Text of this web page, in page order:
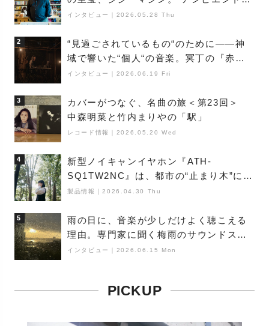
巨匠”が明かす創作の原点と、「動き」に
インタビュー 2026.05.28 Thu
2
“見過ごされているもの“のために――神
域で響いた“個人“の音楽。冥丁の『赤城
夜神楽』をレポート
インタビュー 2026.06.19 Fri
3
カバーがつなぐ、名曲の旅＜第23回＞
中森明菜と竹内まりやの「駅」
レコード情報 2026.05.20 Wed
4
新型ノイキャンイヤホン『ATH-
SQ1TW2NC』は、都市の“止まり木”にな
り得るーシンガーソングライター浮
製品情報 ｜2026.04.30 Thu
5
雨の日に、音楽が少しだけよく聴こえる
理由。専門家に聞く梅雨のサウンドス
ケープ
インタビュー 2026.06.15 Mon
PICKUP